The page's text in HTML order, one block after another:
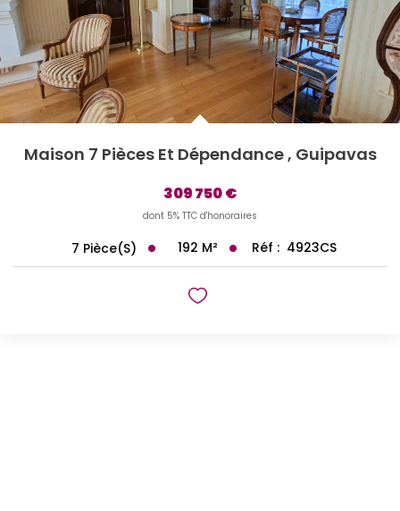
Gestion Locative
Mon Compte
CONTACT
Maison 7 Pièces Et Dépendance, Guipavas
309 750 €
dont 5% TTC d'honoraires
7 Pièce(s) 192 M² Réf : 4923CS